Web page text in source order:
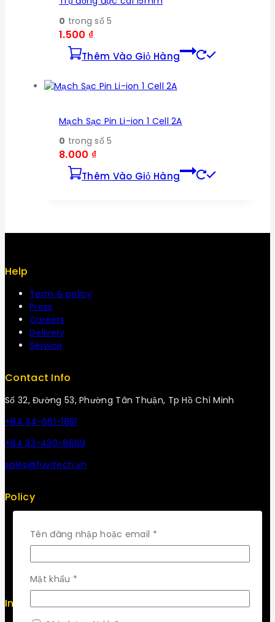
0 trong số 5
1.500 ₫
Thêm Vào Giỏ Hàng
Mạch Sạc Pin Li-ion 1 Cell 2A
0 trong số 5
8.000 ₫
Thêm Vào Giỏ Hàng
Help
Term & policy
Press
Careers
Delivery
Service
Contact Info
Số 32, Đường 53, Phường Tân Thuận, Tp Hồ Chí Minh
+84 34-661-1851
+84 33-430-8669
sales@fuvitech.vn
Policy
Security
Careers
Info
Tên đăng nhập hoặc email *Bắt
buộc
Mật khẩu *
buộc